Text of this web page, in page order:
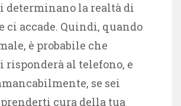
determinano la realtà di
ci accade. Quindi, quando
è probabile che
risponderà al telefono, e
se sei
cura della tua